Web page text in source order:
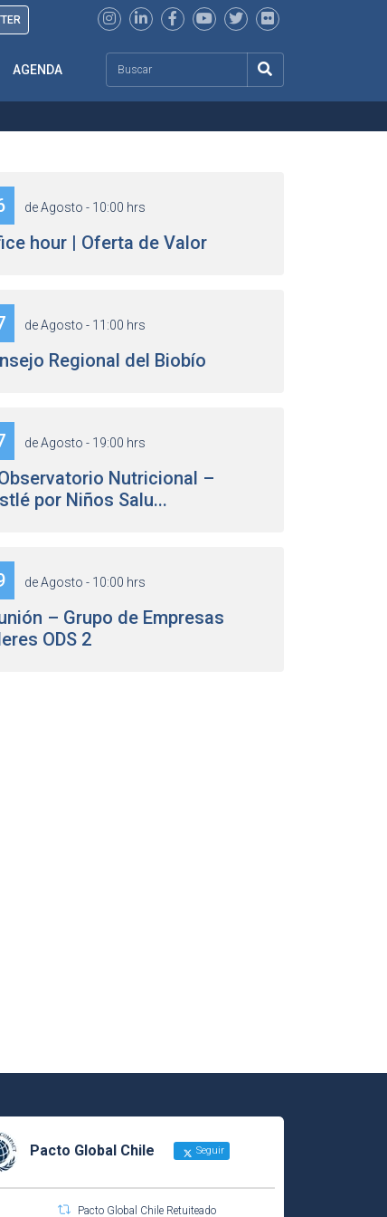
AGENDA
de Agosto - 10:00 hrs
hour | Oferta de Valor
de Agosto - 11:00 hrs
Regional del Biobío
de Agosto - 19:00 hrs
Nutricional –
por Niños Salu...
de Agosto - 10:00 hrs
– Grupo de Empresas
ODS 2
Pacto Global Chile Seguir
Pacto Global Chile Retuiteado